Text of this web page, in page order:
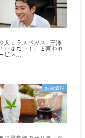
人：ラスベガス 三澤
いきたい！」と言われ
ビス…
お店情報